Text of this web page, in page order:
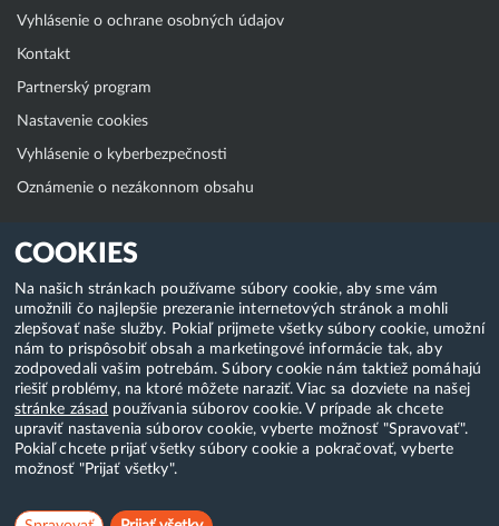
COOKIES
Na našich stránkach používame súbory cookie, aby sme vám
umožnili čo najlepšie prezeranie internetových stránok a mohli
zlepšovať naše služby. Pokiaľ prijmete všetky súbory cookie, umožní
nám to prispôsobiť obsah a marketingové informácie tak, aby
zodpovedali vašim potrebám. Súbory cookie nám taktiež pomáhajú
riešiť problémy, na ktoré môžete naraziť. Viac sa dozviete na našej
stránke zásad používania súborov cookie. V prípade ak chcete
upraviť nastavenia súborov cookie, vyberte možnosť "Spravovať".
Pokiaľ chcete prijať všetky súbory cookie a pokračovať, vyberte
možnosť "Prijať všetky".
Vyhlásenie o ochrane osobných údajov
Kontakt
Partnerský program
Nastavenie cookies
Vyhlásenie o kyberbezpečnosti
Oznámenie o nezákonnom obsahu
Klientská zóna
WebAdmin
WebMail
Zmena hesla (E-mail, FTP, SSH)
Webhosting
Domény
Copyright & 2018-2026 HostCreators. Všetky práva vyhradené